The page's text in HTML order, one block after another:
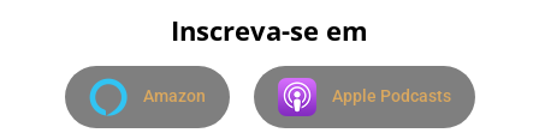
Inscreva-se em
Amazon Apple Podcasts